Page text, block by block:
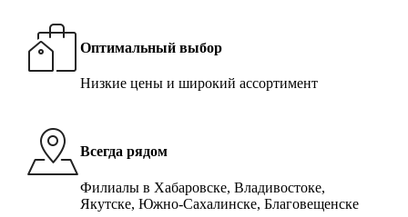
Оптимальный выбор
Низкие цены и широкий ассортимент
Всегда рядом
Филиалы в Хабаровске, Владивостоке,
Якутске, Южно-Сахалинске, Благовещенске